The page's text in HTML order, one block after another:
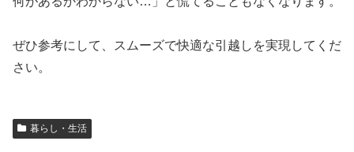
ぜひ参考にして、スムーズで快適な引越しを実現してくだ
さい。
暮らし・生活